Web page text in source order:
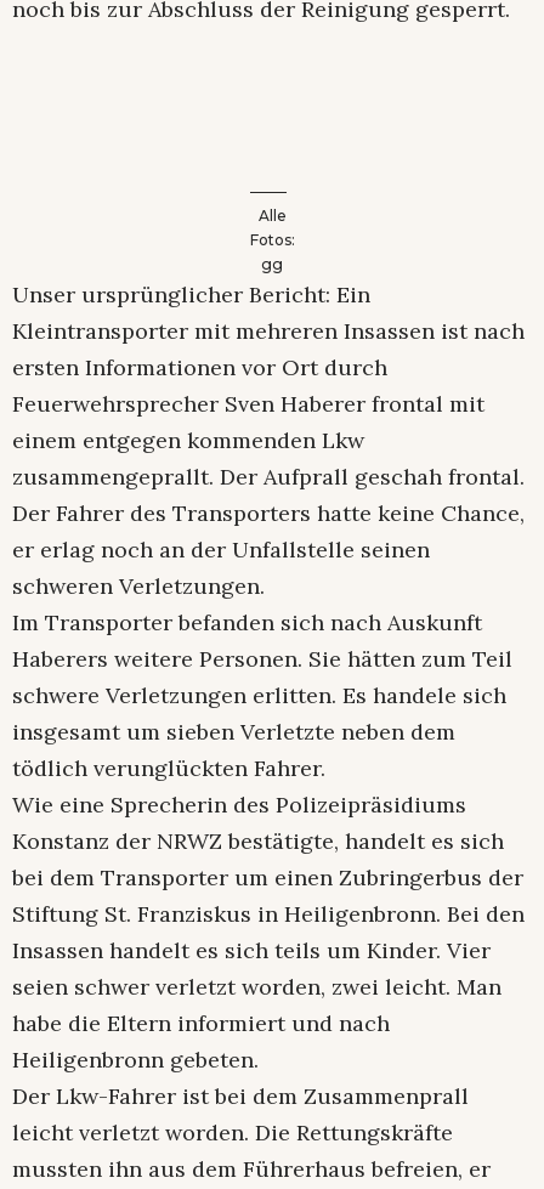
noch bis zur Abschluss der Reinigung gesperrt.
Alle
Fotos:
gg
Unser ursprünglicher Bericht: Ein
Kleintransporter mit mehreren Insassen ist nach
ersten Informationen vor Ort durch
Feuerwehrsprecher Sven Haberer frontal mit
einem entgegen kommenden Lkw
zusammengeprallt. Der Aufprall geschah frontal.
Der Fahrer des Transporters hatte keine Chance,
er erlag noch an der Unfallstelle seinen
schweren Verletzungen.
Im Transporter befanden sich nach Auskunft
Haberers weitere Personen. Sie hätten zum Teil
schwere Verletzungen erlitten. Es handele sich
insgesamt um sieben Verletzte neben dem
tödlich verunglückten Fahrer.
Wie eine Sprecherin des Polizeipräsidiums
Konstanz der NRWZ bestätigte, handelt es sich
bei dem Transporter um einen Zubringerbus der
Stiftung St. Franziskus in Heiligenbronn. Bei den
Insassen handelt es sich teils um Kinder. Vier
seien schwer verletzt worden, zwei leicht. Man
habe die Eltern informiert und nach
Heiligenbronn gebeten.
Der Lkw-Fahrer ist bei dem Zusammenprall
leicht verletzt worden. Die Rettungskräfte
mussten ihn aus dem Führerhaus befreien, er